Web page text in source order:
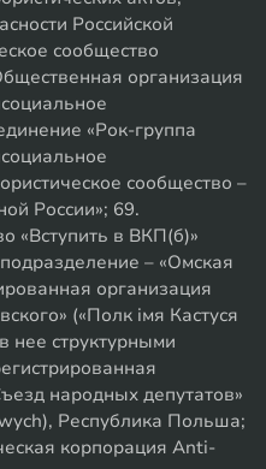
Российской
сообщество
организация
«Рок-группа
сообщество –
России»; 69.
«Вступить в ВКП(б)»
– «Омская
организация
(«Полк iмя Кастуся
нее структурными
народных депутатов»
Республика Польша;
корпорация Anti-